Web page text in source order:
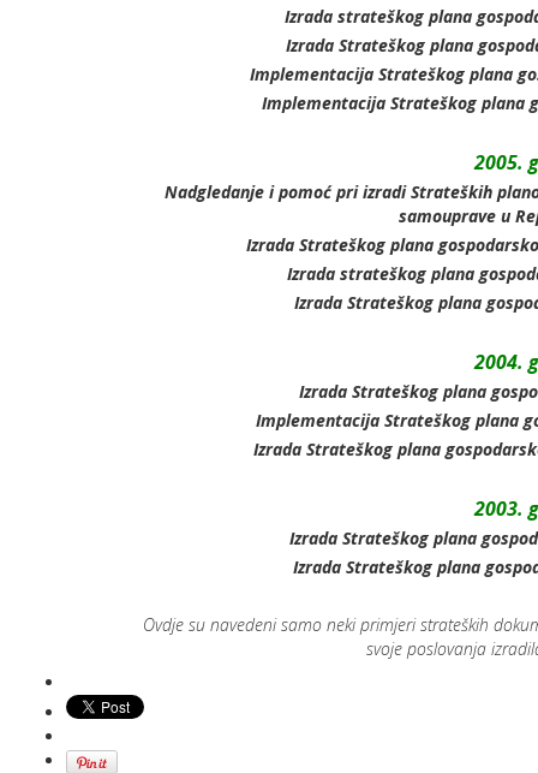
Izrada strateškog plana
Izrada Strateškog plana
Implementacija Strateškog plana
Implementacija Strateškog plana
2005.
Nadgledanje i pomoć pri izradi Strateških
samouprave u
Izrada Strateškog plana
Izrada strateškog plana
Izrada Strateškog plana
2004.
Izrada Strateškog plana
Implementacija Strateškog plana
Izrada Strateškog plana
2003.
Izrada Strateškog plana
Izrada Strateškog plana
Ovdje su navedeni samo neki primjeri strateških
svoje poslovanja